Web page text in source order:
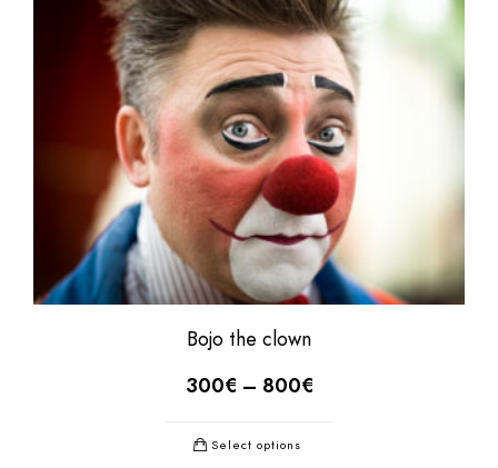
Bojo the clown
300€ – 800€
Select options